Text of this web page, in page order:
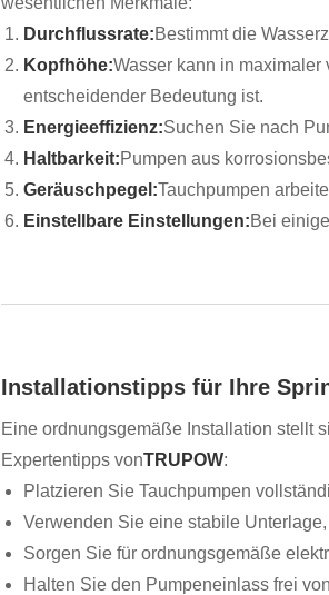
Durchflussrate:Bestimmt die
Kopfhöhe:Wasser kann in
entscheidender Bedeutung ist.
Energieeffizienz:Suchen Sie nach
Haltbarkeit:Pumpen aus
Geräuschpegel:Tauchpumpen
Einstellbare Einstellungen:Bei
Installationstipps für Ihre
Eine ordnungsgemäße Installation stellt
Expertentipps vonTRUPOW:
Platzieren Sie Tauchpumpen
Verwenden Sie eine stabile
Sorgen Sie für ordnungsgemäße
Halten Sie den Pumpeneinlass frei